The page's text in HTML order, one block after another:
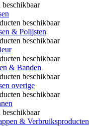
beschikbaar
beschikbaar
& Polijsten
beschikbaar
beschikbaar
& Banden
beschikbaar
overige
beschikbaar
beschikbaar
& Verbruiksproducten